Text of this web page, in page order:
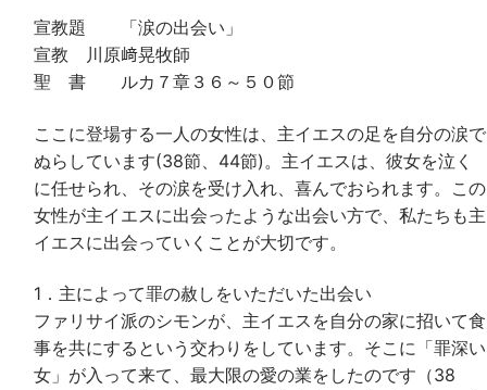
宣教題 「涙の出会い」
宣教 川原﨑晃牧師
聖 書 ルカ７章３６～５０節
ここに登場する一人の女性は、主イエスの足を自分の涙で
ぬらしています(38節、44節)。主イエスは、彼女を泣く
に任せられ、その涙を受け入れ、喜んでおられます。この
女性が主イエスに出会ったような出会い方で、私たちも主
イエスに出会っていくことが大切です。
1．主によって罪の赦しをいただいた出会い
ファリサイ派のシモンが、主イエスを自分の家に招いて食
事を共にするという交わりをしています。そこに「罪深い
女」が入って来て、最大限の愛の業をしたのです（38